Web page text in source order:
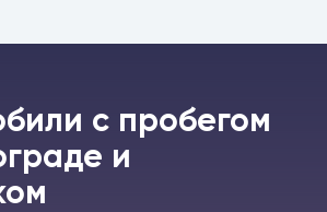
c пробегом
и